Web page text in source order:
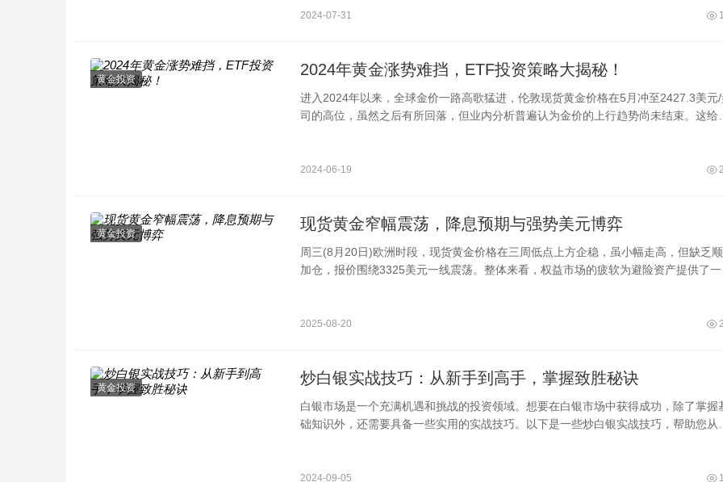
2024-07-31
黄金投资
2024年黄金涨势难挡，ETF投资策略大揭秘！
进入2024年以来，全球金价一路高歌猛进，伦敦现货黄金价格在5月冲至2427.3美元/
司的高位，虽然之后有所回落，但业内分析普遍认为金价的上行趋势尚未结束。这给投
2024-06-19
黄金投资
现货黄金窄幅震荡，降息预期与强势美元博弈
周三(8月20日)欧洲时段，现货黄金价格在三周低点上方企稳，虽小幅走高，但缺乏
加仓，报价围绕3325美元一线震荡。整体来看，权益市场的疲软为避险资产提供了一
2025-08-20
黄金投资
炒白银实战技巧：从新手到高手，掌握致胜秘诀
白银市场是一个充满机遇和挑战的投资领域。想要在白银市场中获得成功，除了掌握
础知识外，还需要具备一些实用的实战技巧。以下是一些炒白银实战技巧，帮助您从新
2024-09-05